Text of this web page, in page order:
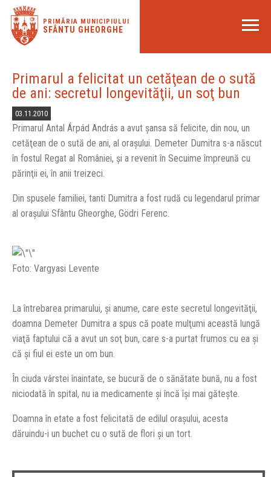
PRIMĂRIA MUNICIPIULUI
SFÂNTU GHEORGHE
Primarul a felicitat un cetăţean de o sută
de ani: secretul longevităţii, un soţ bun
03.11.2010
Primarul Antal Árpád András a avut şansa să felicite, din nou, un
cetăţean de o sută de ani, al oraşului. Demeter Dumitra s-a născut
în fostul Regat al României, şi a revenit în Secuime împreună cu
părinţii ei, în anii treizeci.
Din spusele familiei, tanti Dumitra a fost rudă cu legendarul primar
al oraşului Sfântu Gheorghe, Gödri Ferenc.
Foto: Vargyasi Levente
La întrebarea primarului, şi anume, care este secretul longevităţii,
doamna Demeter Dumitra a spus că poate mulţumi această lungă
viaţă faptului că a avut un soţ bun, care s-a purtat frumos cu ea şi
că şi fiul ei este un om bun.
În ciuda vârstei înaintate, se bucură de o sănătate bună, nu a fost
niciodată în spital, nu ia medicamente şi încă îşi mai găteşte.
Doamna în etate a fost felicitată de edilul oraşului, acesta
dăruindu-i un buchet cu o sută de flori şi un tort.